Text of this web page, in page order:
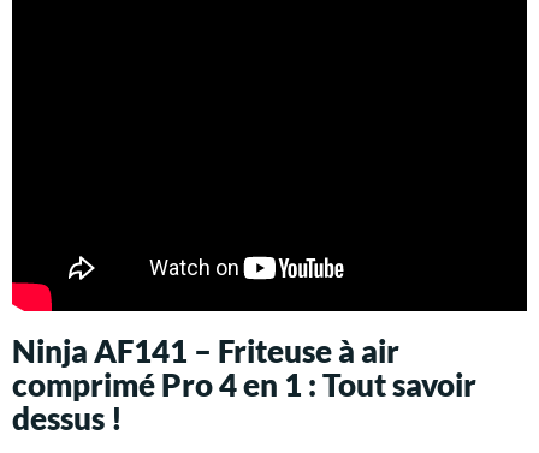
Ninja AF141 – Friteuse à air
comprimé Pro 4 en 1 : Tout savoir
dessus !